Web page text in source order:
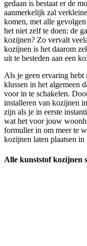
gedaan is bestaat er de
aanmerkelijk zal
komen, met alle
het niet zelf te doen: de
kozijnen? Zo vervalt
kozijnen is het daarom
uit te besteden aan een
Als je geen ervaring
klussen in het algemeen
voor in te schakelen.
installeren van kozijnen
zijn als je in eerste
wat het voor jouw
formulier in om meer te
kozijnen laten plaatsen
Alle kunststof kozijnen